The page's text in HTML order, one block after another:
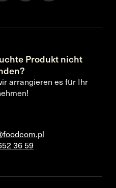
Produkt nicht
arrangieren es für Ihr
36 59